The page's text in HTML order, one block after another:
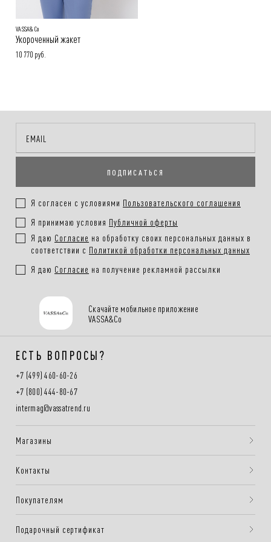
VASSA&Co
Укороченный жакет
10 770 руб.
ПОДПИСАТЬСЯ
Я согласен с условиями Пользовательского соглашения
Я принимаю условия Публичной оферты
Я даю Согласие на обработку своих персональных данных в
соответствии с Политикой обработки персональных данных
Я даю Согласие на получение рекламной рассылки
Скачайте мобильное приложение
VASSA&Co
ЕСТЬ ВОПРОСЫ?
+7 (499) 460-60-26
+7 (800) 444-80-67
intermag@vassatrend.ru
Магазины
Контакты
Покупателям
Подарочный сертификат